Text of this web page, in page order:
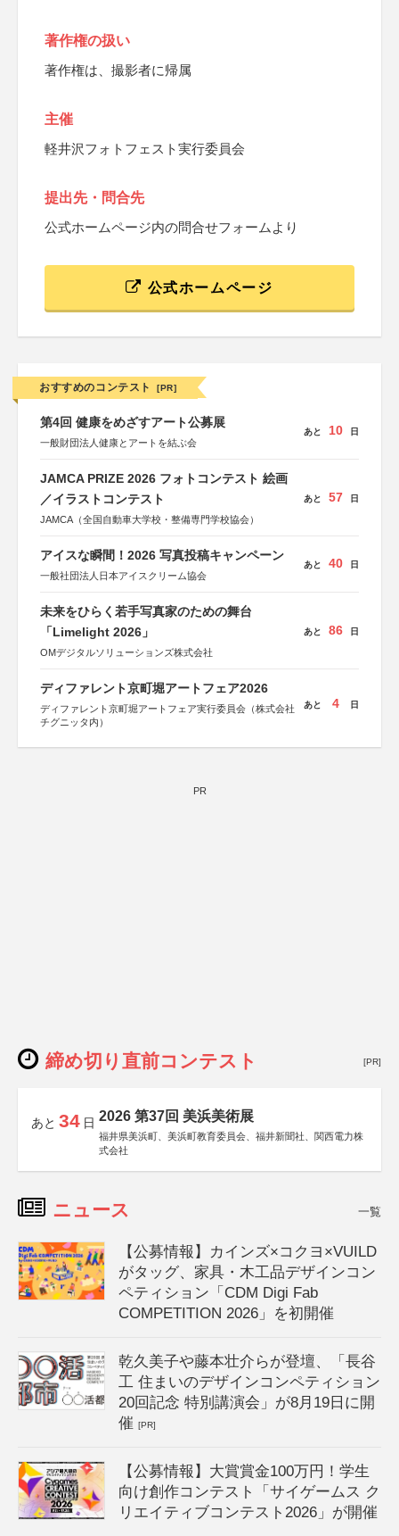
著作権の扱い
著作権は、撮影者に帰属
主催
軽井沢フォトフェスト実行委員会
提出先・問合先
公式ホームページ内の問合せフォームより
公式ホームページ
おすすめのコンテスト [PR]
第4回 健康をめざすアート公募展
一般財団法人健康とアートを結ぶ会
あと 10 日
JAMCA PRIZE 2026 フォトコンテスト 絵画
／イラストコンテスト
JAMCA（全国自動車大学校・整備専門学校協会）
あと 57 日
アイスな瞬間！2026 写真投稿キャンペーン
一般社団法人日本アイスクリーム協会
あと 40 日
未来をひらく若手写真家のための舞台
「Limelight 2026」
OMデジタルソリューションズ株式会社
あと 86 日
ディファレント京町堀アートフェア2026
ディファレント京町堀アートフェア実行委員会（株式会社
チグニッタ内）
あと 4 日
PR
締め切り直前コンテスト [PR]
あと 34 日 2026 第37回 美浜美術展
福井県美浜町、美浜町教育委員会、福井新聞社、関西電力株
式会社
ニュース 一覧
【公募情報】カインズ×コクヨ×VUILD
がタッグ、家具・木工品デザインコン
ペティション「CDM Digi Fab
COMPETITION 2026」を初開催
乾久美子や藤本壮介らが登壇、「長谷
工 住まいのデザインコンペティション
20回記念 特別講演会」が8月19日に開
催[PR]
【公募情報】大賞賞金100万円！学生
向け創作コンテスト「サイゲームス ク
リエイティブコンテスト2026」が開催